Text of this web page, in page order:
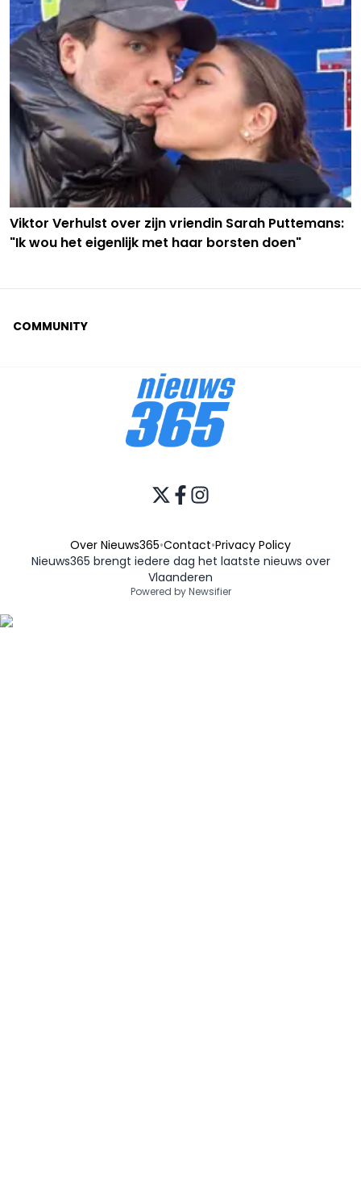
Viktor Verhulst over zijn vriendin Sarah Puttemans:
"Ik wou het eigenlijk met haar borsten doen"
COMMUNITY
Over Nieuws365•Contact•Privacy Policy
Nieuws365 brengt iedere dag het laatste nieuws over
Vlaanderen
Powered by Newsifier